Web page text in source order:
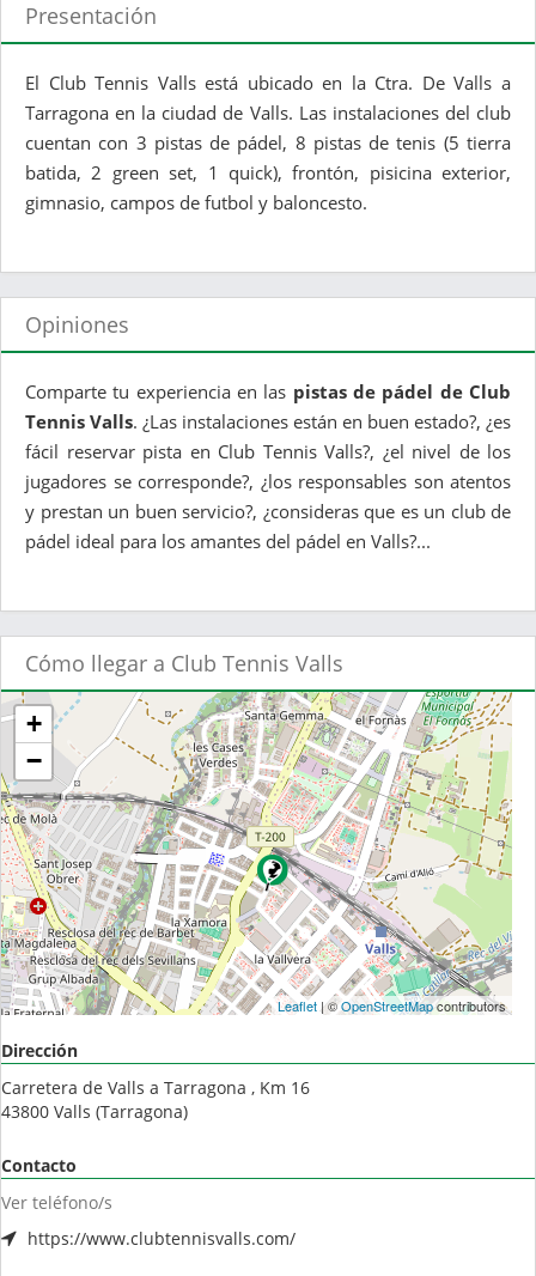
Presentación
El Club Tennis Valls está ubicado en la Ctra. De Valls a
Tarragona en la ciudad de Valls. Las instalaciones del club
cuentan con 3 pistas de pádel, 8 pistas de tenis (5 tierra
batida, 2 green set, 1 quick), frontón, pisicina exterior,
gimnasio, campos de futbol y baloncesto.
Opiniones
Comparte tu experiencia en las pistas de pádel de Club
Tennis Valls. ¿Las instalaciones están en buen estado?, ¿es
fácil reservar pista en Club Tennis Valls?, ¿el nivel de los
jugadores se corresponde?, ¿los responsables son atentos
y prestan un buen servicio?, ¿consideras que es un club de
pádel ideal para los amantes del pádel en Valls?...
Cómo llegar a Club Tennis Valls
+
−
Leaflet| ©OpenStreetMapcontributors
Dirección
Carretera de Valls a Tarragona , Km 16
43800 Valls (Tarragona)
Contacto
Ver teléfono/s
https://www.clubtennisvalls.com/